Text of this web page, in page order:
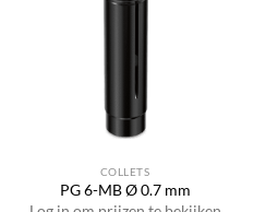
COLLETS
PG 6-MB Ø 0.7 mm